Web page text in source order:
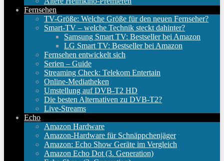
Fernsehen
TV-Größe: Welche Größe für den neuen Fernseher?
Smart-TV – welche Technik steckt dahinter?
Samsung Smart TV: Bestseller bei Amazon
LG Smart TV: Bestseller bei Amazon
Fernsehen entwickelt sich
Serien – Guide
Streaming Check: Telekom Entertain
Online-Mediatheken
Umstellung auf DVB-T2 HD
Die besten Alternativen zu DVB-T2?
Live-Streams
Echo
Amazon Hardware
Amazon-Hardware für Schnäppchenjäger
Amazon: Echo Show Geräte im Vergleich
Amazon Echo Dot (3. Generation)